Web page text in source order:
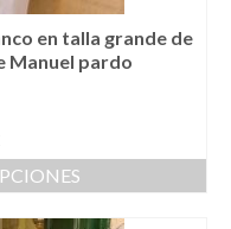
en talla grande de
Manuel pardo